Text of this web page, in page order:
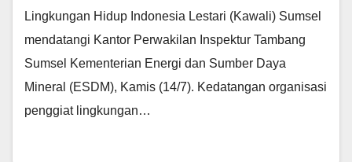
Lingkungan Hidup Indonesia Lestari (Kawali) Sumsel
mendatangi Kantor Perwakilan Inspektur Tambang
Sumsel Kementerian Energi dan Sumber Daya
Mineral (ESDM), Kamis (14/7). Kedatangan organisasi
penggiat lingkungan…